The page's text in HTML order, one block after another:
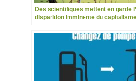
Des scientifiques mettent en garde
disparition imminente du capitalisme